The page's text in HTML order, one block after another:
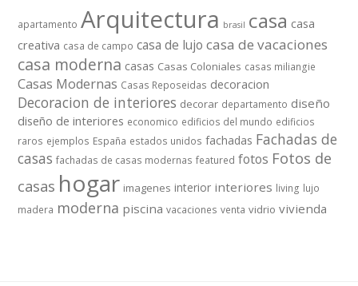
apartamento Arquitectura brasil casa casa
creativa casa de campo casa de lujo casa de vacaciones
casa moderna casas Casas Coloniales casas miliangie
Casas Modernas Casas Reposeidas decoracion
Decoracion de interiores decorar departamento diseño
diseño de interiores economico edificios del mundo edificios
raros ejemplos España estados unidos fachadas Fachadas de
casas fachadas de casas modernas featured fotos Fotos de
casas hogar imagenes interior interiores living lujo
madera moderna piscina vacaciones venta vidrio vivienda